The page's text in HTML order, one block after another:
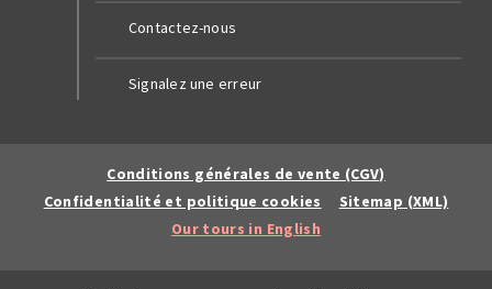
Contactez-nous
Signalez une erreur
Conditions générales de vente (CGV)
Confidentialité et politique cookies
Sitemap (XML)
Our tours in English